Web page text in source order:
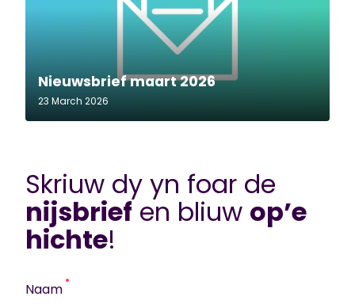
Nieuwsbrief maart 2026
23 March 2026
Skriuw dy yn foar de
nijsbriefen bliuw op’e
hichte!
Naam